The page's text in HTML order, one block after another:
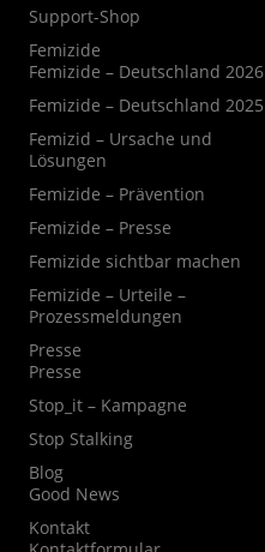
Support-Shop
Femizide
Femizide – Deutschland 2026
Femizide – Deutschland 2025
Femizid – Ursache und
Lösungen
Femizide – Prävention
Femizide – Presse
Femizide sichtbar machen
Femizide – Urteile –
Prozessmeldungen
Presse
Presse
Stop_it – Kampagne
Stop Stalking
Blog
Good News
Kontakt